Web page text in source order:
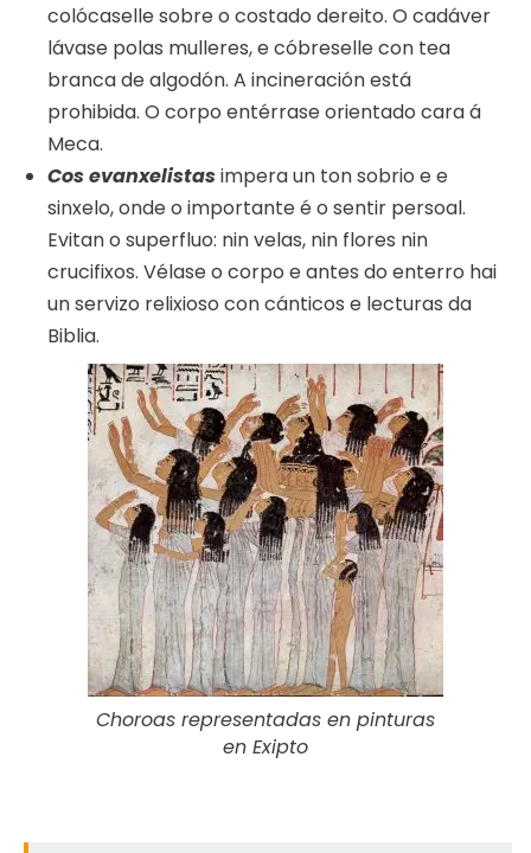
colócaselle sobre o costado dereito. O cadáver
lávase polas mulleres, e cóbreselle con tea
branca de algodón. A incineración está
prohibida. O corpo entérrase orientado cara á
Meca.
Cos evanxelistasimpera un ton sobrio e e
sinxelo, onde o importante é o sentir persoal.
Evitan o superfluo: nin velas, nin flores nin
crucifixos. Vélase o corpo e antes do enterro hai
un servizo relixioso con cánticos e lecturas da
Biblia.
Choroas representadas en pinturas
en Exipto